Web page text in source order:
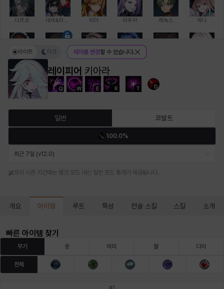
다르코 띠아 라우라 레녹스 레니
레온 루크 르노어
바바라 버니스 블레어 비앙카 비형 샬럿
아야 아이솔 아이작 알렉스 알론소 얀
레이피어 키아라
Q W E R T D
라이트 다크 테마를 변경할 수 있습니다.
일반 코발트
100.0%
최근 7일 (v12.0)
프리 시즌 기간에는 랭크 모드 대신 일반 모드 통계가 제공됩니다.
개요 아이템 루트 특성 전술 스킬 스킬 소개
빠른 아이템 찾기
무기 옷 머리 팔 다리
전체